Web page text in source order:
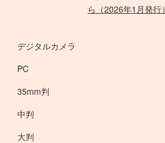
ら（2026年1月発行）
デジタルカメラ
デジタルカメラ
PC
PC
35mm判
Canon Lens
中判
大判